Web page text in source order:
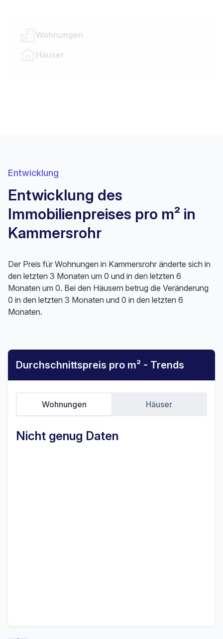
Wohnungen
Häuser
Entwicklung
Entwicklung des
Immobilienpreises pro m² in
Kammersrohr
Der Preis für Wohnungen in Kammersrohr änderte sich in
den letzten 3 Monaten um 0 und in den letzten 6
Monaten um 0. Bei den Häusern betrug die Veränderung
0 in den letzten 3 Monaten und 0 in den letzten 6
Monaten.
Durchschnittspreis pro m² - Trends
Nicht genug Daten
Wohnungen Häuser